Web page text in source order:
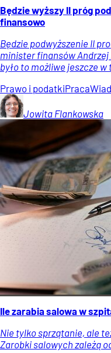
Będzie wyższy II próg
finansowo
Będzie podwyższenie II
minister finansów Andrzej
było to możliwe jeszcze
Prawo i podatkiPraca
Jowita Flankowska
Ile zarabia salowa w
Nie tylko sprzątanie, ale
Zarobki salowych zależą